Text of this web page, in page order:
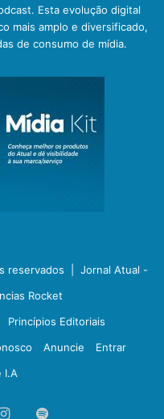
Esta evolução digital
mais amplo e diversificado,
de consumo de mídia.
reservados | Jornal Atual -
Rocket
Princípios Editoriais
Anuncie
Entrar
I.A
Instagram
Spotify